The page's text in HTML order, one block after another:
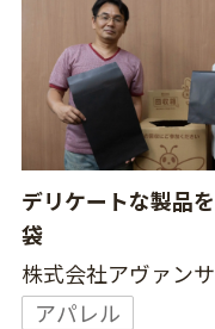
デリケートな製品
袋
株式会社アヴァンサ
アパレル